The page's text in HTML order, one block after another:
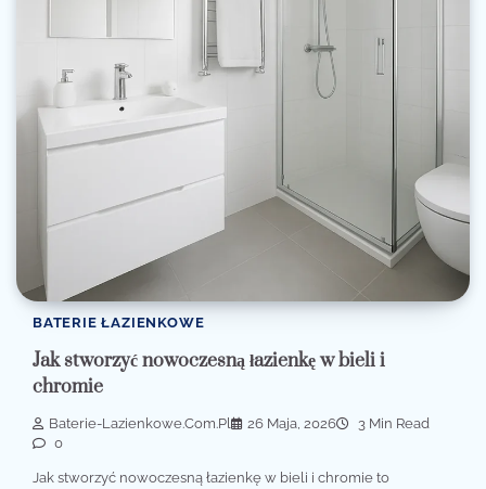
BATERIE ŁAZIENKOWE
Jak stworzyć nowoczesną łazienkę w bieli i
chromie
Baterie-Lazienkowe.com.pl 26 Maja, 2026
3 Min Read
0
Jak stworzyć nowoczesną łazienkę w bieli i chromie to